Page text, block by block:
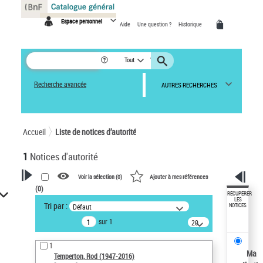
Espace personnel Aide Une question ? Historique
Tout
Recherche avancée AUTRES RECHERCHES
Accueil Liste de notices d’autorité
1 Notices d'autorité
VOTRE RECHERCHE
Recherche avancée dans les
notices d’autorité
Œuvres liées à l'auteur :
Temperton, Rod (1947-2016)
Voir la sélection (0) Ajouter à mes références
(0)
Tri par : Défaut
sur 1
20
résultats/page
1
Temperton, Rod (1947-2016)
RÉCUPÉRER
LES
NOTICES
Ma
Panneau de gestion des cookies